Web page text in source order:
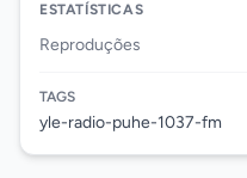
ESTATÍSTICAS
Reproduções
TAGS
yle-radio-puhe-1037-fm